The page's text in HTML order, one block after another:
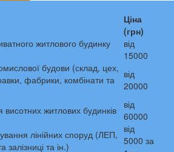
Ціна
(грн)
житлового будинку
від
15000
будови (склад, цех,
фабрики, комбінати та
від
20000
висотних житлових будинків
від
60000
лінійних споруд (ЛЕП,
та ін.)
від
5000 за